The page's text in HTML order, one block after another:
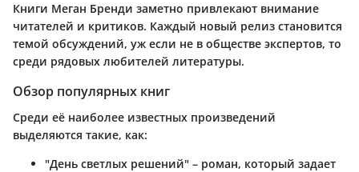
Книги Меган Бренди заметно привлекают внимание
читателей и критиков. Каждый новый релиз становится
темой обсуждений, уж если не в обществе экспертов, то
среди рядовых любителей литературы.
Обзор популярных книг
Среди её наиболее известных произведений
выделяются такие, как:
"День светлых решений" – роман, который задает